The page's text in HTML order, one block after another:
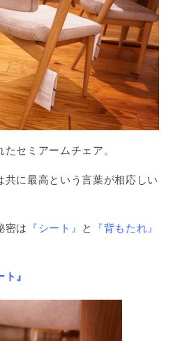
セミアームチェア。
共に最高という言葉が相応しい
密は 『シート』 と
『背もたれ』
』